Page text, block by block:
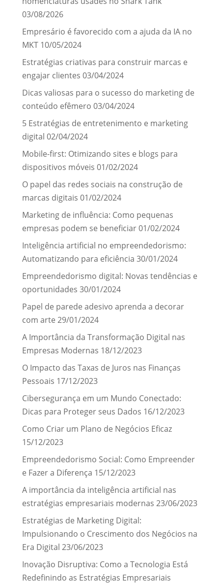
03/08/2026
Empresário é favorecido com a ajuda da IA no
MKT 10/05/2024
Estratégias criativas para construir marcas e
engajar clientes 03/04/2024
Dicas valiosas para o sucesso do marketing de
conteúdo efêmero 03/04/2024
5 Estratégias de entretenimento e marketing
digital 02/04/2024
Mobile-first: Otimizando sites e blogs para
dispositivos móveis 01/02/2024
O papel das redes sociais na construção de
marcas digitais 01/02/2024
Marketing de influência: Como pequenas
empresas podem se beneficiar01/02/2024
Inteligência artificial no empreendedorismo:
Automatizando para eficiência 30/01/2024
Empreendedorismo digital: Novas tendências e
oportunidades 30/01/2024
Papel de parede adesivo aprenda a decorar
com arte 29/01/2024
A Importância da Transformação Digital nas
Empresas Modernas 18/12/2023
O Impacto das Taxas de Juros nas Finanças
Pessoais 17/12/2023
Cibersegurança em um Mundo Conectado:
Dicas para Proteger seus Dados 16/12/2023
Como Criar um Plano de Negócios Eficaz
15/12/2023
Empreendedorismo Social: Como Empreender
e Fazer a Diferença 15/12/2023
A importância da inteligência artificial nas
estratégias empresariais modernas 23/06/2023
Estratégias de Marketing Digital:
Impulsionando o Crescimento dos Negócios na
Era Digital 23/06/2023
Inovação Disruptiva: Como a Tecnologia Está
Redefinindo as Estratégias Empresariais